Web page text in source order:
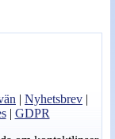
|Nyhetsbrev |
| GDPR